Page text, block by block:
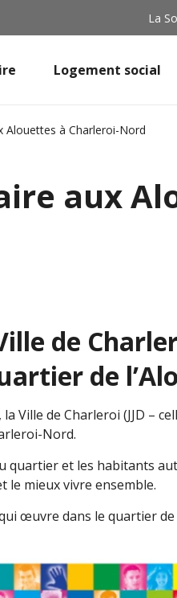
La
Logement social
Alouettes à Charleroi-Nord
aux
de
de
Ville de Charleroi (JJD –
Nord.
quartier et les habitants
le mieux vivre ensemble.
œuvre dans le quartier